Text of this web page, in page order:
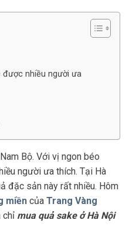
nhiều người ưa
Bộ. Với vị ngon béo
người ưa thích. Tại Hà
đặc sản này rất nhiều. Hôm
miền của Trang Vàng
chỉ mua quả sake ở Hà Nội